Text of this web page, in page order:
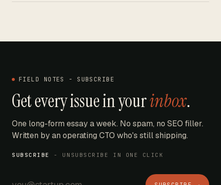
FIELD NOTES - SUBSCRIBE
Get every issue in yourinbox.
One long-form essay a week. No spam, no SEO filler.
Written by an operating CTO who's still shipping.
SUBSCRIBE - UNSUBSCRIBE IN ONE CLICK